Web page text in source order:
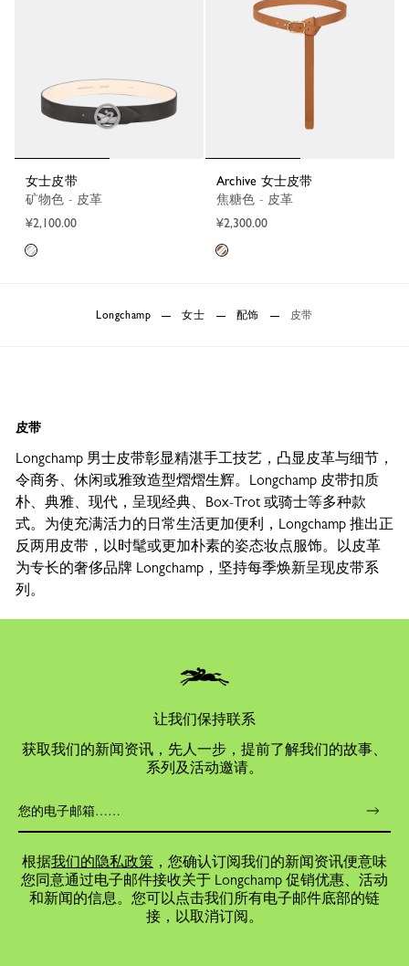
女士皮带
矿物色 - 皮革
¥2,100.00
Archive 女士皮带
焦糖色 - 皮革
¥2,300.00
Longchamp 女士 配饰 皮带
皮带
Longchamp 男士皮带彰显精湛手工技艺，凸显皮革与细节，
令商务、休闲或雅致造型熠熠生辉。Longchamp 皮带扣质
朴、典雅、现代，呈现经典、Box-Trot 或骑士等多种款
式。为使充满活力的日常生活更加便利，Longchamp 推出正
反两用皮带，以时髦或更加朴素的姿态妆点服饰。以皮革
为专长的奢侈品牌 Longchamp，坚持每季焕新呈现皮带系
列。
让我们保持联系
获取我们的新闻资讯，先人一步，提前了解我们的故事、
系列及活动邀请。
根据我们的隐私政策 ，您确认订阅我们的新闻资讯便意味
您同意通过电子邮件接收关于 Longchamp 促销优惠、活动
和新闻的信息。您可以点击我们所有电子邮件底部的链
接，以取消订阅。